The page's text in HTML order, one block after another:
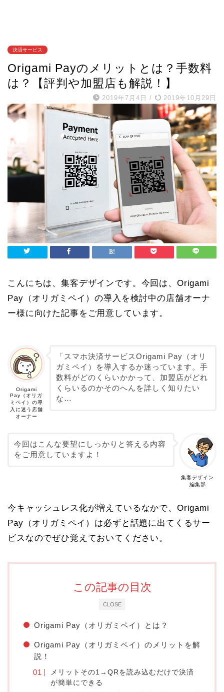
決済サービス
Origami Payのメリットとは？手数料
は？【評判や加盟店も解説！】
2019年7月4日 / 2019年10月29日
こんにちは、集客デザインです。今回は、 Origami
Pay（オリガミペイ）の導入を検討中の店舗オーナ
ー様に向けた記事をご用意しています。
Origami
Pay（オリガ
ミペイ）の導
入に迷う店舗
オーナー
「スマホ決済サービスOrigami Pay（オリ
ガミペイ）を導入するか迷っています。手
数料がどのくらいかかって、加盟店がどれ
くらいるのかそのへんを詳しく知りたい
な…
集客デザイン
編集部
今回はこんな要望にしっかりと答える内容
をご用意していますよ！
今キャッシュレス化が増えているなかで、Origami
Pay（オリガミペイ）は必ずと話題に出てくるサー
ビスなのでぜひ覚えておいてください。
CLOSE
この記事の目次
Origami Pay（オリガミペイ）とは？
Origami Pay（オリガミペイ）のメリットを解
説！
メリットその1→QRを読み込むだけで決済
が簡単にできる